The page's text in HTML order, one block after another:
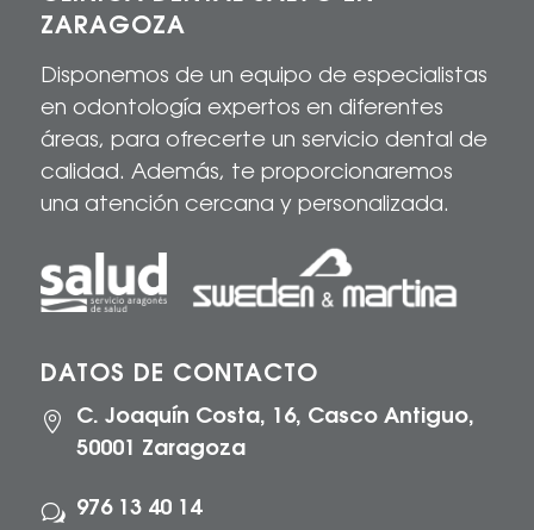
ZARAGOZA
Disponemos de un equipo de especialistas
en odontología expertos en diferentes
áreas, para ofrecerteun servicio dental de
calidad. Además, te proporcionaremos
una atención cercana y personalizada.
DATOS DE CONTACTO

C. Joaquín Costa, 16, Casco Antiguo,
50001 Zaragoza
w 976 13 40 14